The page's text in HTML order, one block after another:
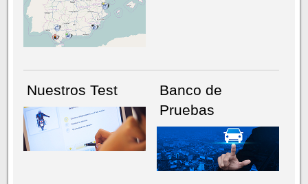
NÚMERO ACTUALHEMEROTECA
Nuestros Test
Banco de
Pruebas